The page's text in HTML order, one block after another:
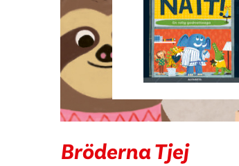
Bröderna Tjej